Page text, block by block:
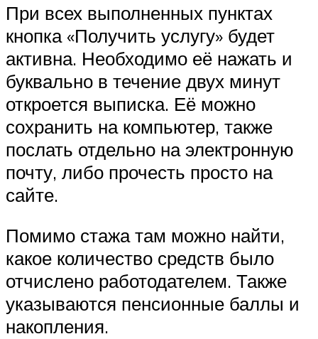
При всех выполненных пунктах
кнопка «Получить услугу» будет
активна. Необходимо её нажать и
буквально в течение двух минут
откроется выписка. Её можно
сохранить на компьютер, также
послать отдельно на электронную
почту, либо прочесть просто на
сайте.
Помимо стажа там можно найти,
какое количество средств было
отчислено работодателем. Также
указываются пенсионные баллы и
накопления.